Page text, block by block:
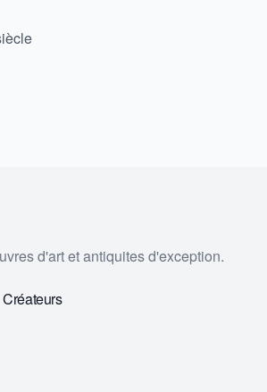
d'art et antiquites d'exception.
Créateurs